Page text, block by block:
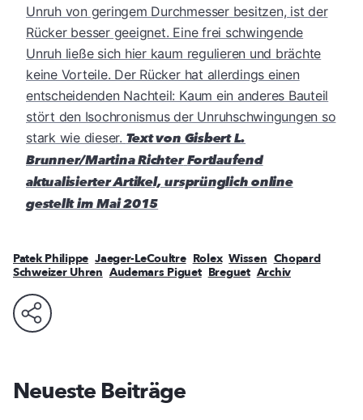
Unruh von geringem Durchmesser besitzen, ist der
Rücker besser geeignet. Eine frei schwingende
Unruh ließe sich hier kaum regulieren und brächte
keine Vorteile. Der Rücker hat allerdings einen
entscheidenden Nachteil: Kaum ein anderes Bauteil
stört den Isochronismus der Unruhschwingungen so
stark wie dieser. Text von Gisbert L.
Brunner/Martina Richter Fortlaufend
aktualisierter Artikel, ursprünglich online
gestellt im Mai 2015
Patek Philippe Jaeger-LeCoultre Rolex Wissen Chopard
Schweizer Uhren Audemars Piguet Breguet Archiv
Neueste Beiträge